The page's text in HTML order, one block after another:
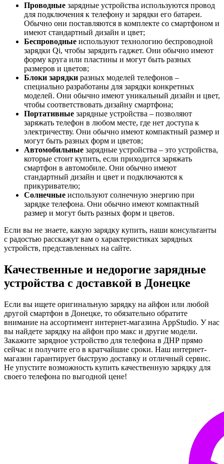
Проводные зарядные устройства используются провод
для подключения к телефону и зарядки его батареи.
Обычно они поставляются в комплекте со смартфоном и
имеют стандартный дизайн и цвет;
Беспроводные используют технологию беспроводной
зарядки Qi, чтобы зарядить гаджет. Они обычно имеют
форму круга или пластины и могут быть разных
размеров и цветов;
Блоки зарядки разных моделей телефонов –
специально разработаны для зарядки конкретных
моделей. Они обычно имеют уникальный дизайн и цвет,
чтобы соответствовать дизайну смартфона;
Портативные зарядные устройства – позволяют
заряжать телефон в любом месте, где нет доступа к
электричеству. Они обычно имеют компактный размер и
могут быть разных форм и цветов;
Автомобильные зарядные устройства – это устройства,
которые стоит купить, если приходится заряжать
смартфон в автомобиле. Они обычно имеют
стандартный дизайн и цвет и подключаются к
прикуривателю;
Солнечные используют солнечную энергию при
зарядке телефона. Они обычно имеют компактный
размер и могут быть разных форм и цветов.
Если вы не знаете, какую зарядку купить, наши консультанты
с радостью расскажут вам о характеристиках зарядных
устройств, представленных на сайте.
Качественные и недорогие зарядные
устройства с доставкой в Донецке
Если вы ищете оригинальную зарядку на айфон или любой
другой смартфон в Донецке, то обязательно обратите
внимание на ассортимент интернет-магазина AppStudio. У нас
вы найдете зарядку на айфон про макс и другие модели.
Закажите зарядное устройство для телефона в ДНР прямо
сейчас и получите его в кратчайшие сроки. Наш интернет-
магазин гарантирует быструю доставку и отличный сервис.
Не упустите возможность купить качественную зарядку для
своего телефона по выгодной цене!